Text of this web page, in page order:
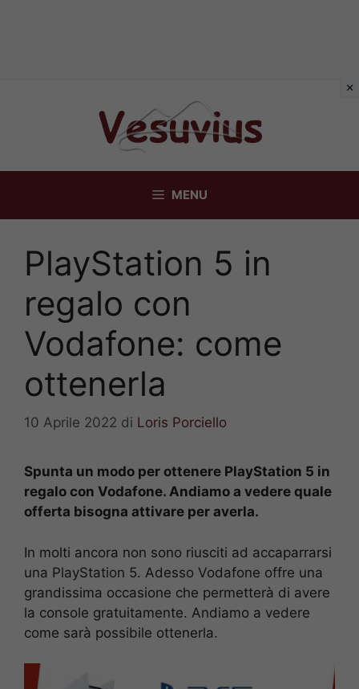
MENU
PlayStation 5 in
regalo con
Vodafone: come
ottenerla
10 Aprile 2022 di Loris Porciello
Spunta un modo per ottenere PlayStation 5 in
regalo con Vodafone. Andiamo a vedere quale
offerta bisogna attivare per averla.
In molti ancora non sono riusciti ad accaparrarsi
una PlayStation 5. Adesso Vodafone offre una
grandissima occasione che permetterà di avere
la console gratuitamente. Andiamo a vedere
come sarà possibile ottenerla.